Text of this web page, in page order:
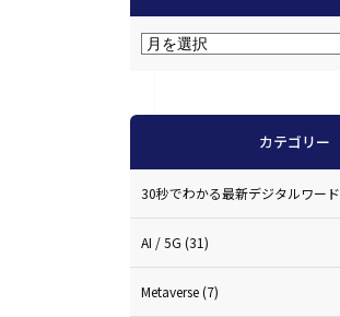
カテゴリー
30秒でわかる最新デジタルワード
AI / 5G (31)
Metaverse(7)